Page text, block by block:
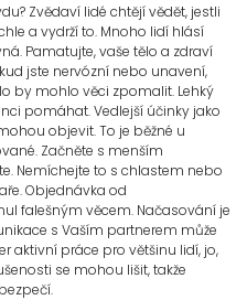
Zvědaví lidé chtějí vědět, jestli
a vydrží to. Mnoho lidí hlásí
Pamatujte, vaše tělo a zdraví
jste nervózní nebo unavení,
by mohlo věci zpomalit. Lehký
pomáhat. Vedlejší účinky jako
objevit. To je běžné u
Začněte s menším
Nemíchejte to s chlastem nebo
Objednávka od
falešným věcem. Načasování je
s Vaším partnerem může
aktivní práce pro většinu lidí, jo,
se mohou lišit, takže